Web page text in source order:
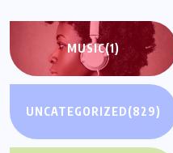
MUSIC(1)
UNCATEGORIZED(829)